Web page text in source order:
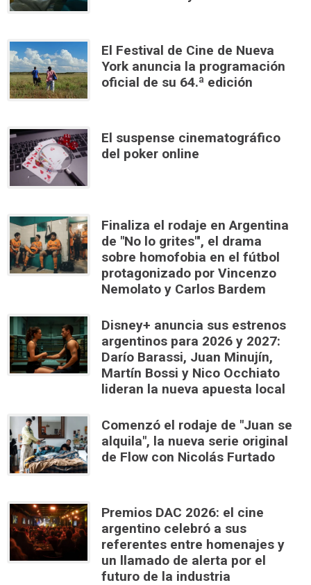
El Festival de Cine de Nueva
York anuncia la programación
oficial de su 64.ª edición
El suspense cinematográfico
del poker online
Finaliza el rodaje en Argentina
de "No lo grites"', el drama
sobre homofobia en el fútbol
protagonizado por Vincenzo
Nemolato y Carlos Bardem
Disney+ anuncia sus estrenos
argentinos para 2026 y 2027:
Darío Barassi, Juan Minujín,
Martín Bossi y Nico Occhiato
lideran la nueva apuesta local
Comenzó el rodaje de "Juan se
alquila", la nueva serie original
de Flow con Nicolás Furtado
Premios DAC 2026: el cine
argentino celebró a sus
referentes entre homenajes y
un llamado de alerta por el
futuro de la industria